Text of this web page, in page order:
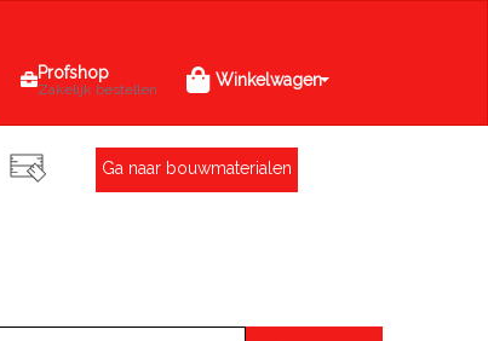
Profshop
Zakelijk bestellen Winkelwagen
Ga naar bouwmaterialen